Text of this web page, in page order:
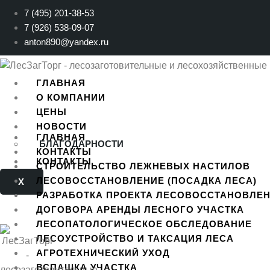
содержимому
7 (495) 201-38-53
7 (926) 538-09-07
anton890@yandex.ru
ГЛАВНАЯ
О КОМПАНИИ
ЦЕНЫ
НОВОСТИ
БЛАГОДАРНОСТИ
КОНТАКТЫ
X
ГЛАВНАЯ
КОНТАКТЫ
СТРОИТЕЛЬСТВО ЛЕЖНЕВЫХ НАСТИЛОВ
ЛЕСОВОССТАНОВЛЕНИЕ (ПОСАДКА ЛЕСА)
РАЗРАБОТКА ПРОЕКТА
ДОГОВОРА АРЕНДЫ ЛЕСНОГО УЧАСТКА
ЛЕСОПАТОЛОГИЧЕСКОЕ ОБСЛЕДОВАНИЕ
ЛЕСОУСТРОЙСТВО И ТАКСАЦИЯ ЛЕСА
АГРОТЕХНИЧЕСКИЙ УХОД
ВСПАШКА УЧАСТКА